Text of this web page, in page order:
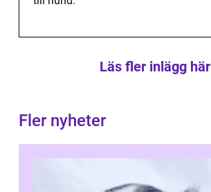
Läs fler inlägg här
Fler nyheter